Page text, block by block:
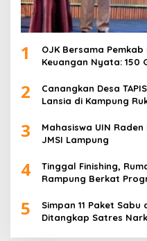
1
OJK Bersama
Keuangan Nyata: 150
2
Canangkan Desa
Lansia di Kampung
Desa
3
Mahasiswa UIN
JMSI Lampung
4
Tinggal Finishing,
Rampung Berkat
5
Simpan 11 Paket
Ditangkap Satres